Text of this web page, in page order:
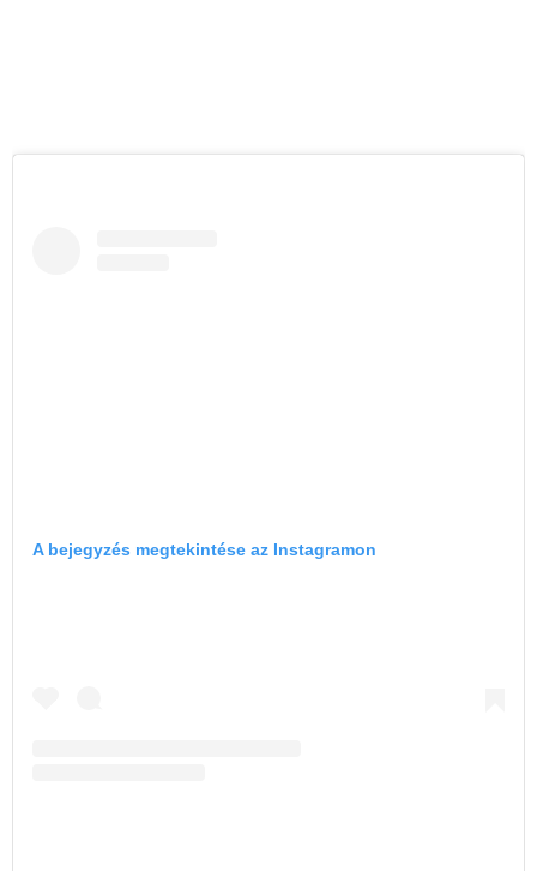
A bejegyzés megtekintése az Instagramon